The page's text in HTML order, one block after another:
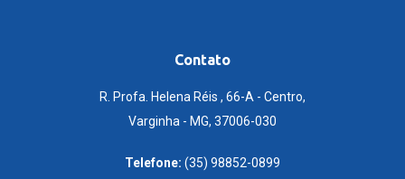
Contato
R. Profa. Helena Réis , 66-A - Centro,
Varginha - MG, 37006-030
Telefone: (35) 98852-0899